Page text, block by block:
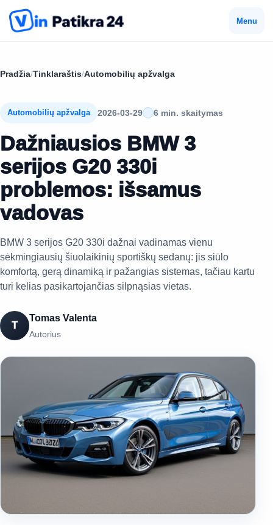
Menu
Pradžia/Tinklaraštis/Automobilių apžvalga
Automobilių apžvalga 2026-03-29 6 min. skaitymas
Dažniausios BMW 3
serijos G20 330i
problemos: išsamus
vadovas
BMW 3 serijos G20 330i dažnai vadinamas vienu
sėkmingiausių šiuolaikinių sportiškų sedanų: jis siūlo
komfortą, gerą dinamiką ir pažangias sistemas, tačiau kartu
turi kelias pasikartojančias silpnąsias vietas.
T
Tomas Valenta
Autorius